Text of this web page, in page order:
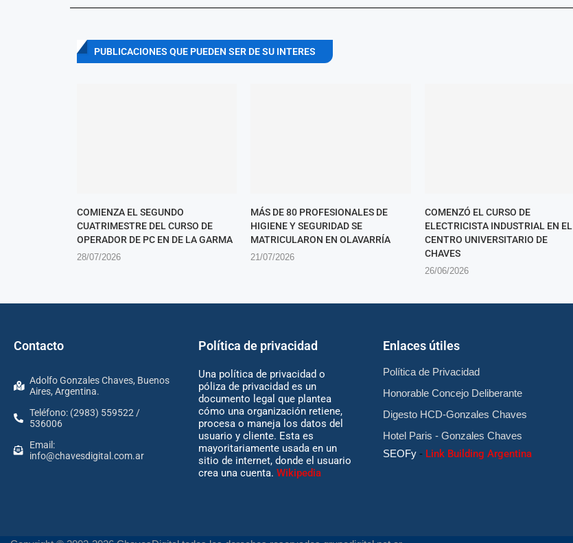
PUBLICACIONES QUE PUEDEN SER DE SU INTERES
COMIENZA EL SEGUNDO
CUATRIMESTRE DEL CURSO DE
OPERADOR DE PC EN DE LA GARMA
28/07/2026
MÁS DE 80 PROFESIONALES DE
HIGIENE Y SEGURIDAD SE
MATRICULARON EN OLAVARRÍA
21/07/2026
COMENZÓ EL CURSO DE
ELECTRICISTA INDUSTRIAL EN EL
CENTRO UNIVERSITARIO DE
CHAVES
26/06/2026
Contacto
Adolfo Gonzales Chaves, Buenos
Aires, Argentina.
Teléfono: (2983) 559522 /
536006
Email:
info@chavesdigital.com.ar
Política de privacidad
Una política de privacidad o
póliza de privacidad es un
documento legal que plantea
cómo una organización retiene,
procesa o maneja los datos del
usuario y cliente. Esta es
mayoritariamente usada en un
sitio de internet, donde el usuario
crea una cuenta. Wikipedia
Enlaces útiles
Política de Privacidad
Honorable Concejo Deliberante
Digesto HCD-Gonzales Chaves
Hotel Paris - Gonzales Chaves
SEOFy- Link Building Argentina